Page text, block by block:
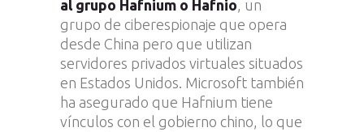
al grupo Hafnium o Hafnio, un
grupo de ciberespionaje que opera
desde China pero que utilizan
servidores privados virtuales situados
en Estados Unidos. Microsoft también
ha asegurado que Hafnium tiene
vínculos con el gobierno chino, lo que